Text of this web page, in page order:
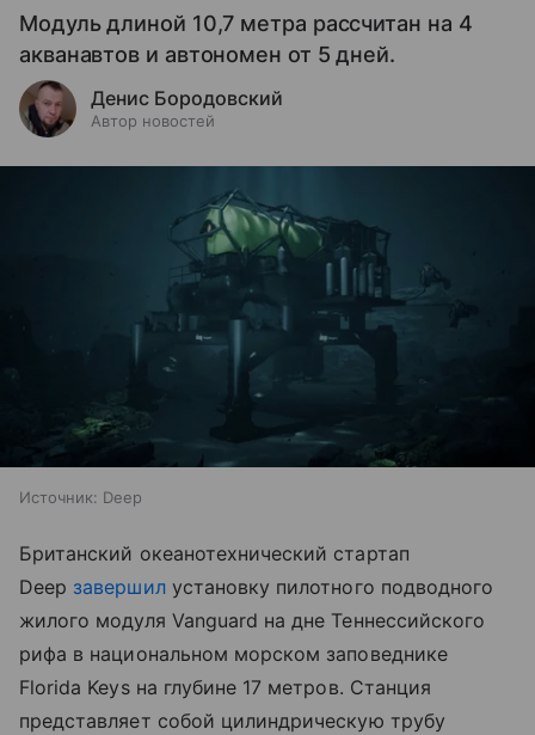
Модуль длиной 10,7 метра рассчитан на 4
акванавтов и автономен от 5 дней.
Денис Бородовский
Автор новостей
Источник: Deep
Британский океанотехнический стартап
Deep завершилустановку пилотного подводного
жилого модуля Vanguard на дне Теннессийского
рифа в национальном морском заповеднике
Florida Keys на глубине 17 метров. Станция
представляет собой цилиндрическую трубу